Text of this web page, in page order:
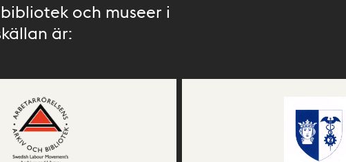
och museer i
är: